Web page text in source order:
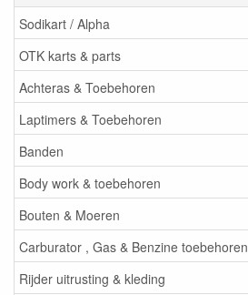
Sodikart / Alpha
OTK karts & parts
Achteras & Toebehoren
Laptimers & Toebehoren
Banden
Body work & toebehoren
Bouten & Moeren
Carburator , Gas & Benzine toebehoren
Rijder uitrusting & kleding